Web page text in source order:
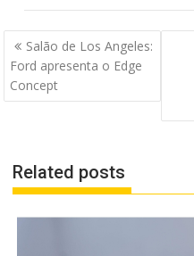
Navegação
de
Post
Salão de Los Angeles:
Ford apresenta o Edge
Concept
Related posts